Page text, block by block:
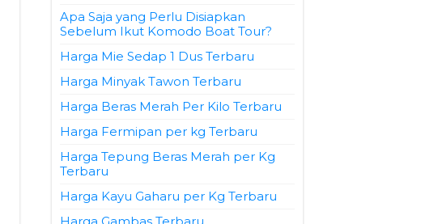
Apa Saja yang Perlu Disiapkan
Sebelum Ikut Komodo Boat Tour?
Harga Mie Sedap 1 Dus Terbaru
Harga Minyak Tawon Terbaru
Harga Beras Merah Per Kilo Terbaru
Harga Fermipan per kg Terbaru
Harga Tepung Beras Merah per Kg
Terbaru
Harga Kayu Gaharu per Kg Terbaru